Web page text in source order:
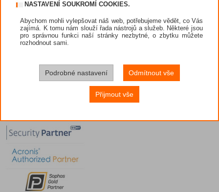
NASTAVENÍ SOUKROMÍ COOKIES.
Abychom mohli vylepšovat náš web, potřebujeme vědět, co Vás
zajímá. K tomu nám slouží řada nástrojů a služeb. Některé jsou
pro správnou funkci naší stránky nezbytné, o zbytku můžete
rozhodnout sami.
Podrobné nastavení Odmítnout vše
Přijmout vše